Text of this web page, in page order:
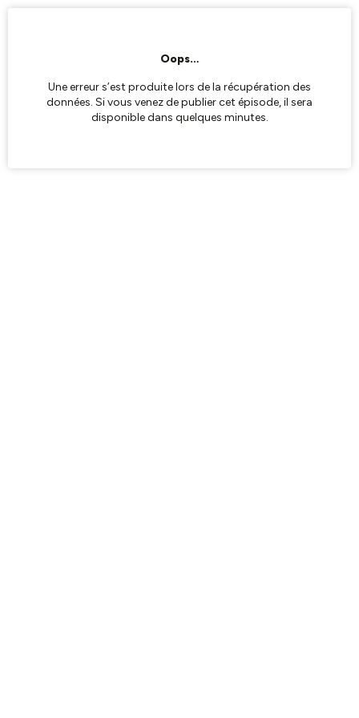
Oops…
Une erreur s’est produite lors de la récupération des
données. Si vous venez de publier cet épisode, il sera
disponible dans quelques minutes.